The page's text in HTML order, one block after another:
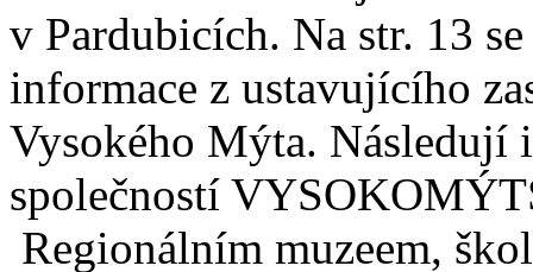
v Pardubicích. Na str. 13
informace z ustavujícího
Vysokého Mýta. Následují
společností
Regionálním muzeem,